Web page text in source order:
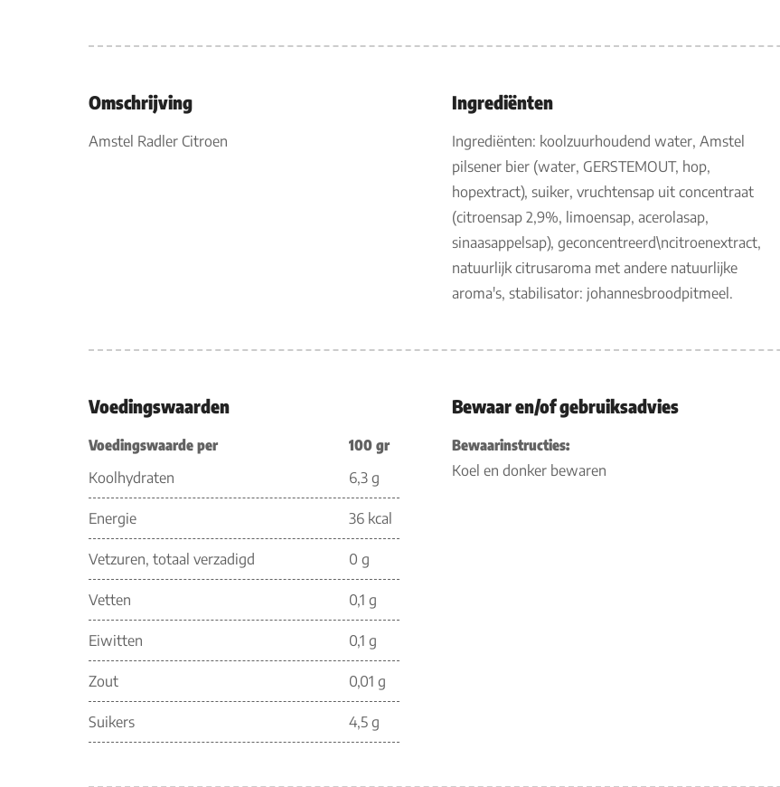
Omschrijving
Amstel Radler Citroen
Ingrediënten
Ingrediënten: koolzuurhoudend water, Amstel
pilsener bier (water, GERSTEMOUT, hop,
hopextract), suiker, vruchtensap uit concentraat
(citroensap 2,9%, limoensap, acerolasap,
sinaasappelsap), geconcentreerd\ncitroenextract,
natuurlijk citrusaroma met andere natuurlijke
aroma's, stabilisator: johannesbroodpitmeel.
Voedingswaarden
Voedingswaarde per
100 gr
Koolhydraten
6,3 g
Energie 36 kcal
Vetzuren, totaal verzadigd 0 g
Vetten 0,1 g
Eiwitten 0,1 g
Zout 0,01 g
Suikers 4,5 g
Bewaar en/of gebruiksadvies
Bewaarinstructies:
Koel en donker bewaren